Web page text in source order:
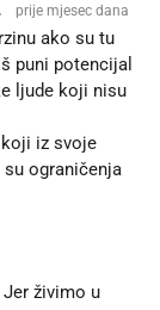
prije mjesec dana
ako su tu
puni potencijal
ljude koji nisu
iz svoje
ograničenja
živimo u